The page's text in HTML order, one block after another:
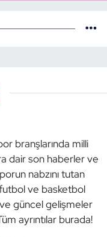
branşlarında milli
dair son haberler ve
nabzını tutan
ve basketbol
güncel gelişmeler
ayrıntılar burada!